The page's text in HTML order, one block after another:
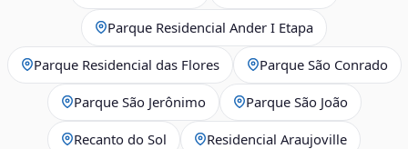
Parque Residencial Ander I Etapa
Parque Residencial das Flores Parque São Conrado
Parque São Jerônimo Parque São João
Recanto do Sol Residencial Araujoville